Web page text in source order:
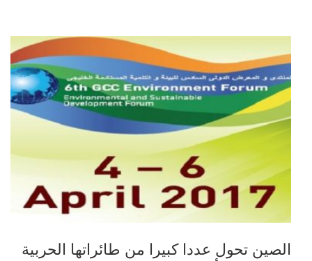
الصين تحول عددا كبيرا من طائراتها الحربية